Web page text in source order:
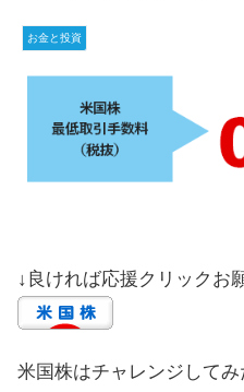
お金と投資
↓良ければ応援クリックお
米国株はチャレンジして